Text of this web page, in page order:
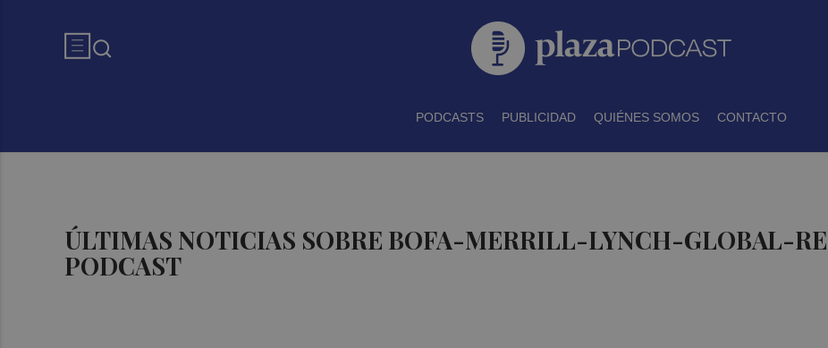
PODCASTS PUBLICIDAD QUIÉNES SOMOS CONTACTO
ÚLTIMAS NOTICIAS SOBRE BOFA-MERRILL-LYNCH-GLOBAL-
PODCAST